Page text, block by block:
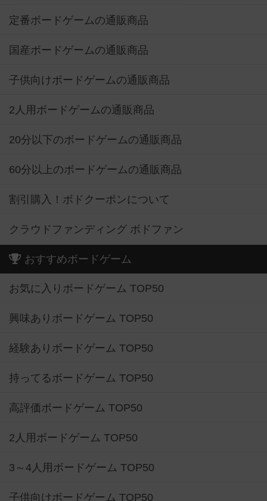
定番ボードゲームの通販商品
国産ボードゲームの通販商品
子供向けボードゲームの通販商品
2人用ボードゲームの通販商品
20分以下のボードゲームの通販商品
60分以上のボードゲームの通販商品
割引購入！ボドクーポンについて
クラウドファンディング ボドファン
おすすめボードゲーム
お気に入りボードゲーム TOP50
興味ありボードゲーム TOP50
経験ありボードゲーム TOP50
持ってるボードゲーム TOP50
高評価ボードゲーム TOP50
2人用ボードゲーム TOP50
3～4人用ボードゲーム TOP50
子供向けボードゲーム TOP50